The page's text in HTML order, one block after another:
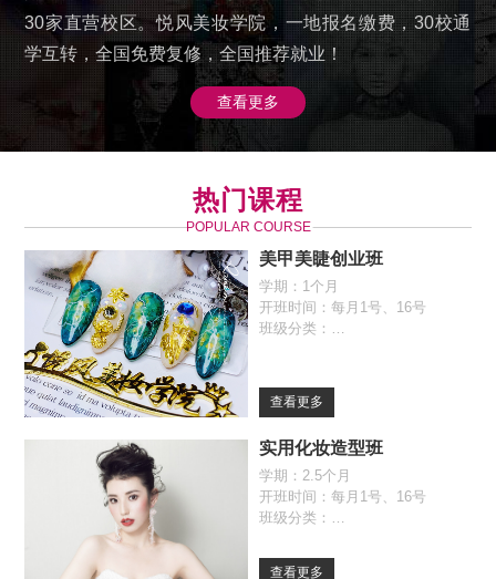
30家直营校区。悦风美妆学院，一地报名缴费，30校通
学互转，全国免费复修，全国推荐就业！
查看更多
热门课程
POPULAR COURSE
美甲美睫创业班
学期：1个月
开班时间：每月1号、16号
班级分类：
查看更多
实用化妆造型班
学期：2.5个月
开班时间：每月1号、16号
班级分类：
自由班（09:30-17:00）
查看更多